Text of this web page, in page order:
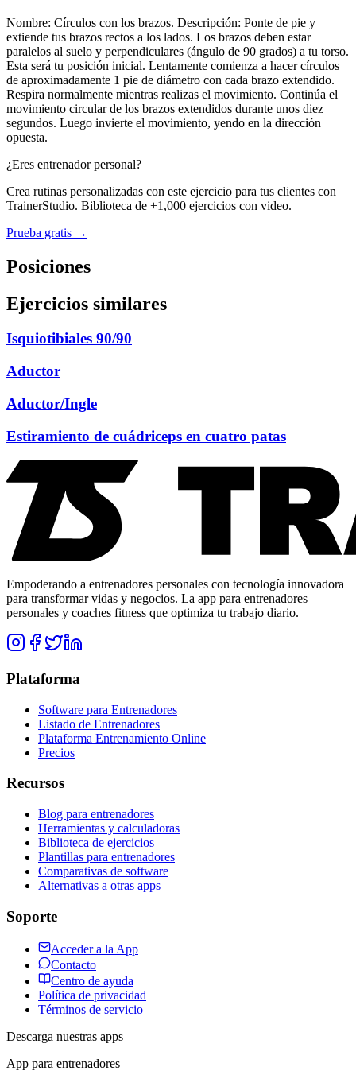
Nombre: Círculos con los brazos. Descripción: Ponte de pie y
extiende tus brazos rectos a los lados. Los brazos deben estar
paralelos al suelo y perpendiculares (ángulo de 90 grados) a tu torso.
Esta será tu posición inicial. Lentamente comienza a hacer círculos
de aproximadamente 1 pie de diámetro con cada brazo extendido.
Respira normalmente mientras realizas el movimiento. Continúa el
movimiento circular de los brazos extendidos durante unos diez
segundos. Luego invierte el movimiento, yendo en la dirección
opuesta.
¿Eres entrenador personal?
Crea rutinas personalizadas con este ejercicio para tus clientes con
TrainerStudio. Biblioteca de +1,000 ejercicios con video.
Prueba gratis →
Posiciones
Ejercicios similares
Isquiotibiales 90/90
Aductor
Aductor/Ingle
Estiramiento de cuádriceps en cuatro patas
Empoderando a entrenadores personales con tecnología innovadora
para transformar vidas y negocios. La app para entrenadores
personales y coaches fitness que optimiza tu trabajo diario.
Plataforma
Software para Entrenadores
Listado de Entrenadores
Plataforma Entrenamiento Online
Precios
Recursos
Blog para entrenadores
Herramientas y calculadoras
Biblioteca de ejercicios
Plantillas para entrenadores
Comparativas de software
Alternativas a otras apps
Soporte
Acceder a la App
Contacto
Centro de ayuda
Política de privacidad
Términos de servicio
Descarga nuestras apps
App para entrenadores